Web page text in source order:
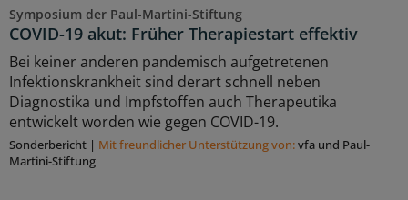
Symposium der Paul-Martini-Stiftung
COVID-19 akut: Früher Therapiestart effektiv
Bei keiner anderen pandemisch aufgetretenen
Infektionskrankheit sind derart schnell neben
Diagnostika und Impfstoffen auch Therapeutika
entwickelt worden wie gegen COVID-19.
Sonderbericht | Mit freundlicher Unterstützung von:vfa und Paul-
Martini-Stiftung